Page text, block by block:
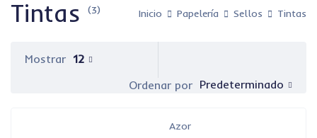
Inicio Papelería Sellos Tintas
Tintas (3)
Ordenar por Predeterminado
Mostrar 12
Azor